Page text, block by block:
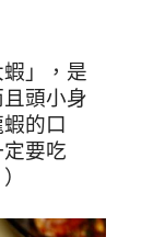
」，是
頭小身
的口
要吃